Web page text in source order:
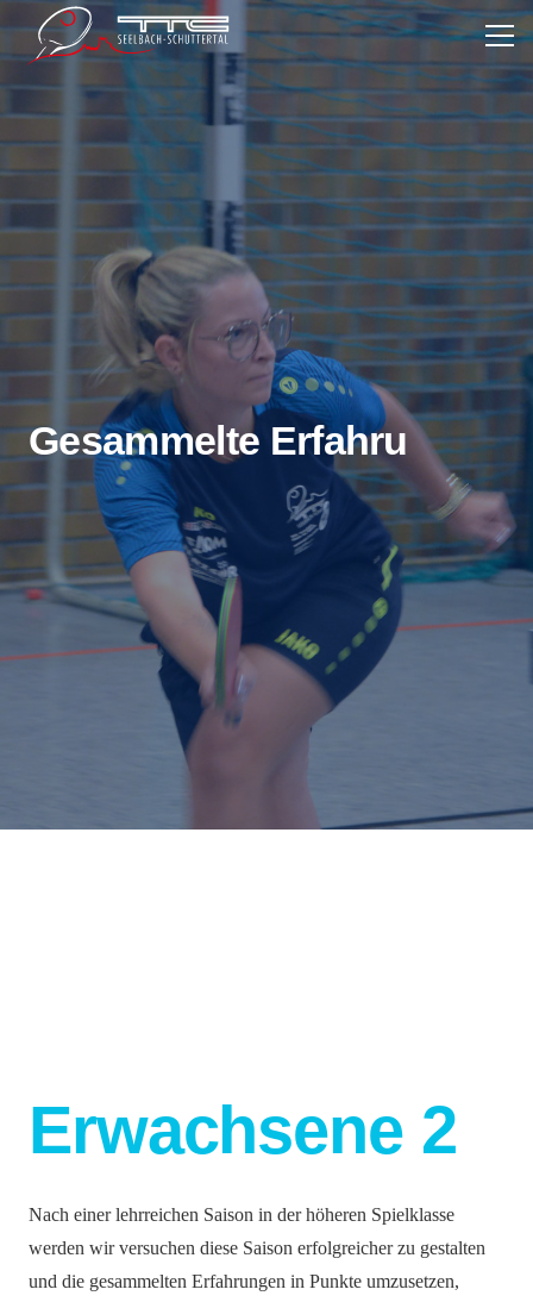
Gesammelte Erfahrung
Erwachsene 2
Nach einer lehrreichen Saison in der höheren Spielklasse
werden wir versuchen diese Saison erfolgreicher zu gestalten
und die gesammelten Erfahrungen in Punkte umzusetzen,